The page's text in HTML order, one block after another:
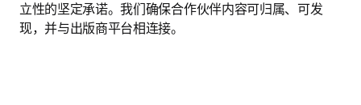
立性的坚定承诺。我们确保合作伙伴内容可归属、可发
现，并与出版商平台相连接。